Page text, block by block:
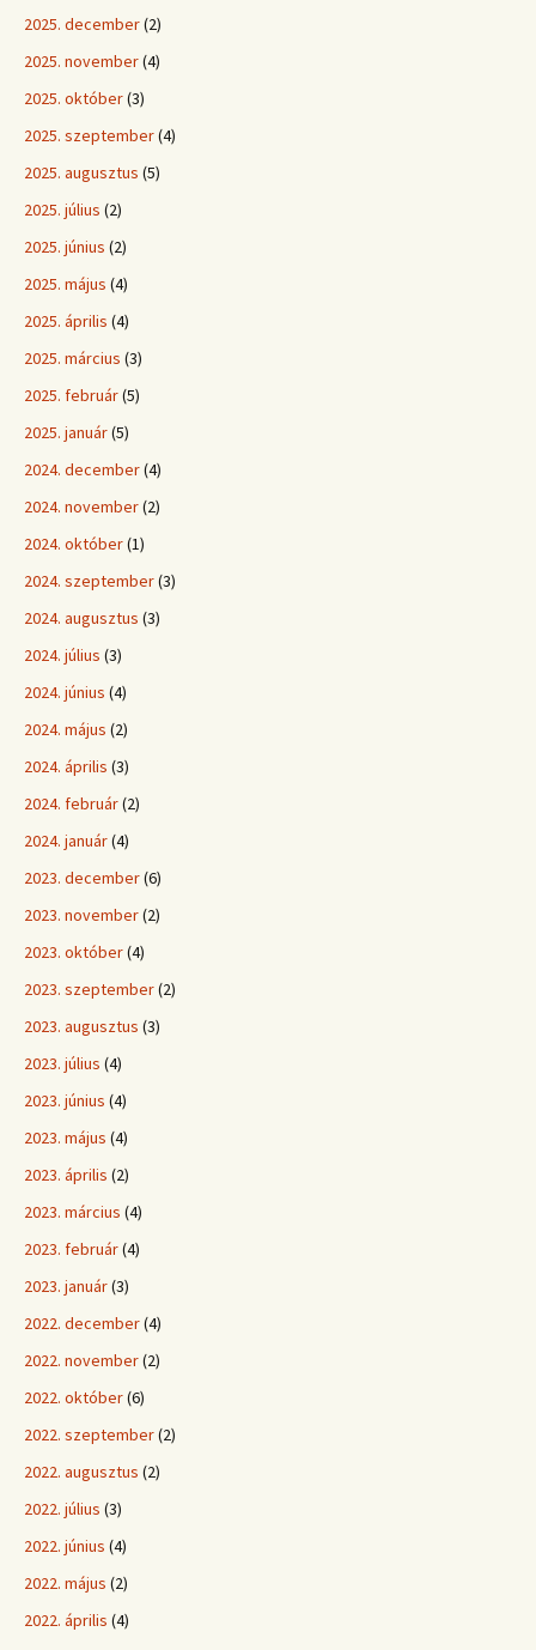
2025. december(2)
2025. november(4)
2025. október(3)
2025. szeptember(4)
2025. augusztus (5)
2025. július (2)
2025. június (2)
2025. május (4)
2025. április (4)
2025. március (3)
2025. február(5)
2025. január(5)
2024. december(4)
2024. november(2)
2024. október(1)
2024. szeptember(3)
2024. augusztus (3)
2024. július (3)
2024. június (4)
2024. május (2)
2024. április (3)
2024. február(2)
2024. január(4)
2023. december(6)
2023. november(2)
2023. október(4)
2023. szeptember(2)
2023. augusztus (3)
2023. július (4)
2023. június (4)
2023. május (4)
2023. április (2)
2023. március (4)
2023. február(4)
2023. január(3)
2022. december(4)
2022. november(2)
2022. október(6)
2022. szeptember(2)
2022. augusztus (2)
2022. július (3)
2022. június (4)
2022. május (2)
2022. április (4)